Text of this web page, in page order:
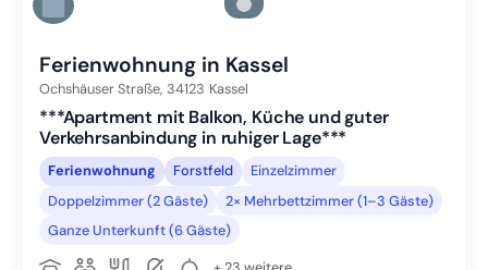
Zu Slide 5 wechseln
Zu Slide 6 wechseln
Ferienwohnung in Kassel
Ochshäuser Straße, 34123 Kassel
***Apartment mit Balkon, Küche und guter
Verkehrsanbindung in ruhiger Lage***
Ferienwohnung Forstfeld
Einzelzimmer
Doppelzimmer (2 Gäste)
2× Mehrbettzimmer (1–3 Gäste)
Ganze Unterkunft (6 Gäste)